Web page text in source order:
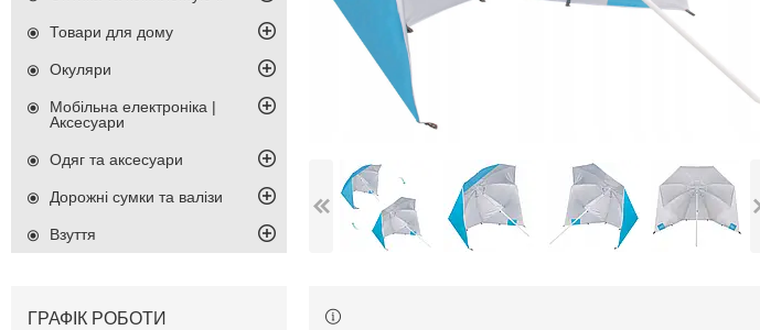
Товари для дому
Окуляри
Мобільна електроніка |
Аксесуари
Одяг та аксесуари
Дорожні сумки та валізи
Взуття
ГРАФІК РОБОТИ